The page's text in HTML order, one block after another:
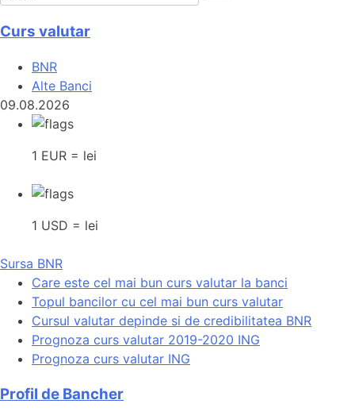
Curs valutar
BNR
Alte Banci
09.08.2026
1 EUR = lei
1 USD = lei
Sursa BNR
Care este cel mai bun curs valutar la banci
Topul bancilor cu cel mai bun curs valutar
Cursul valutar depinde si de credibilitatea BNR
Prognoza curs valutar 2019-2020 ING
Prognoza curs valutar ING
Profil de Bancher